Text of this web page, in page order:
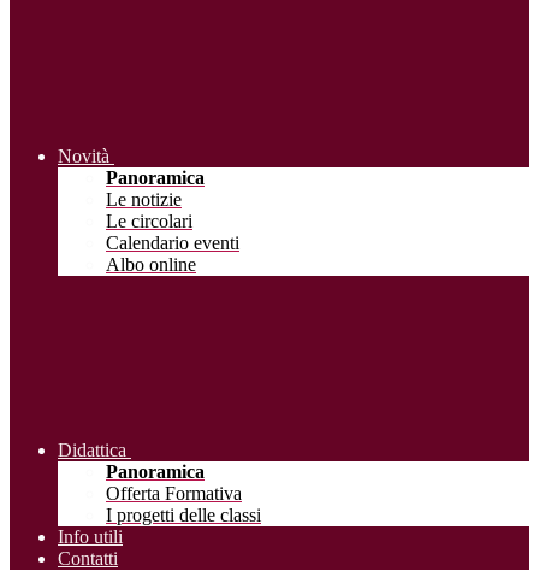
Novità
Panoramica
Le notizie
Le circolari
Calendario eventi
Albo online
Didattica
Panoramica
Offerta Formativa
I progetti delle classi
Info utili
Contatti